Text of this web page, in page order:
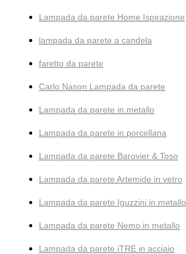
Lampada da parete Home Ispirazione
lampada da parete a candela
faretto da parete
Carlo Nason Lampada da parete
Lampada da parete in metallo
Lampada da parete in porcellana
Lampada da parete Barovier & Toso
Lampada da parete Artemide in vetro
Lampada da parete Iguzzini in metallo
Lampada da parete Nemo in metallo
Lampada da parete iTRE in acciaio